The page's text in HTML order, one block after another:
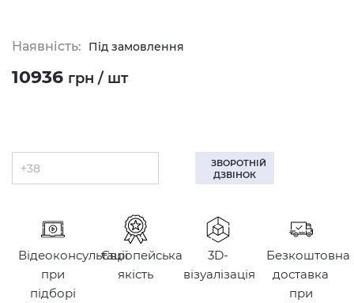
Наявність: Під замовлення
10936 грн / шт
ЗВОРОТНІЙ
ДЗВІНОК
Відеоконсультації
при
підборі
Європейська
якість
3D-
візуалізація
Безкоштовна
доставка
при